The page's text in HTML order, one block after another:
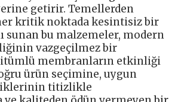
getirir. Temellerden
kritik noktada kesintisiz bir
sunan bu malzemeler, modern
vazgeçilmez bir
membranların etkinliği
ürün seçimine, uygun
titizlikle